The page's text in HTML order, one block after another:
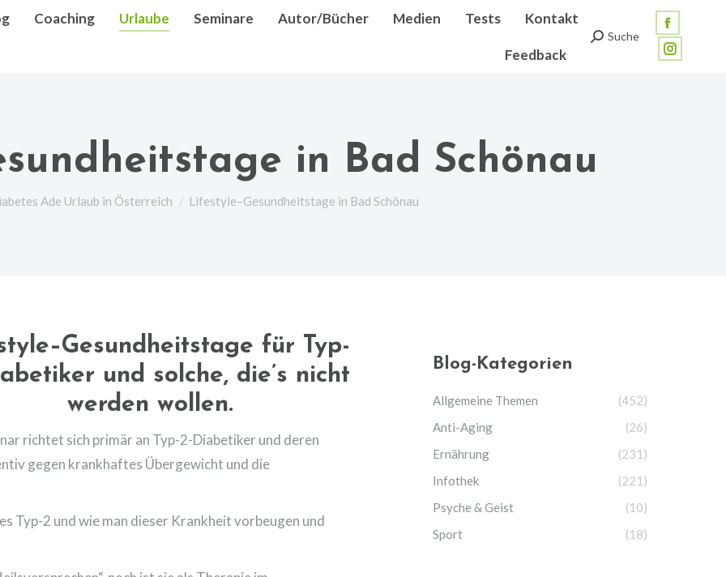
Coaching Urlaube Seminare Autor/Bücher Medien Tests Kontakt
Feedback
Search:
Suche
Facebook
page
in Bad Schönau
sich hier:
Ade Urlaub in Österreich Lifestyle–Gesundheitstage in Bad Schönau
für Typ-
und solche, die’s nicht
werden wollen.
richtet sich primär an Typ-2-Diabetiker und deren
gegen krankhaftes Übergewicht und die
Typ-2 und wie man dieser Krankheit vorbeugen und
Blog-Kategorien
Allgemeine Themen
(452)
Anti-Aging
(26)
Ernährung
(231)
Infothek
(221)
Psyche & Geist
(10)
Sport
(18)